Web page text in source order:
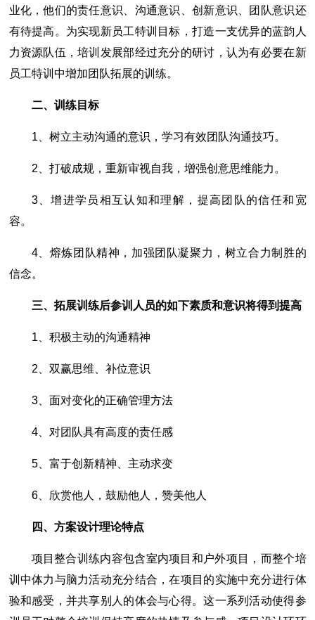
业化，他们的责任意识、沟通意识、创新意识、团队意识还
有待提高。为实现新员工特训目标，打造一支优异的蓝韵人
力资源队伍，培训发展部经过充分的研讨，认为有必要在新
员工特训中增加团队拓展的训练。
二、训练目标
1、树立主动沟通的意识，学习有效团队沟通技巧。
2、打破成规，重新审视自我，增强创意思维能力。
3、增进学员相互认知和理解，提高团队的信任和宽
容。
4、熔炼团队精神，加强团队凝聚力，树立合力制胜的
信念。
三、拓展训练后参训人员的如下素质和意识将得到提高
1、积极主动的沟通精神
2、双赢思维、补位意识
3、面对变化的正确管理方法
4、对团队具有高度的责任感
5、富于创新精神、主动求变
6、欣赏他人，鼓励他人，赞美他人
四、方案设计理论特点
项目整合训练内容包含室内项目和户外项目，而整个培
训中体力与脑力活动充分结合，在项目的实施中充分进行体
验和感受，并共享别人的体会与心得。这一系列活动使得参